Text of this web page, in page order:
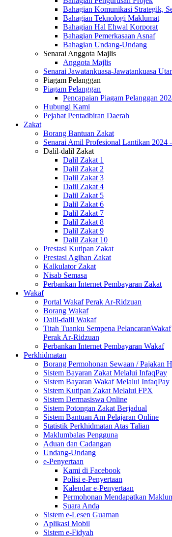
Bahagian Komunikasi Strategik,
Bahagian Teknologi Maklumat
Bahagian Hal Ehwal Korporat
Bahagian Pemerkasaan Asnaf
Bahagian Undang-Undang
Senarai Anggota Majlis
Anggota Majlis
Senarai Jawatankuasa-Jawatankuasa
Piagam Pelanggan
Piagam Pelanggan
Pencapaian Piagam Pelanggan
Hubungi Kami
Pejabat Pentadbiran Daerah
Zakat
Borang Bantuan Zakat
Senarai Amil Profesional Lantikan 2024
Dalil-dalil Zakat
Dalil Zakat 1
Dalil Zakat 2
Dalil Zakat 3
Dalil Zakat 4
Dalil Zakat 5
Dalil Zakat 6
Dalil Zakat 7
Dalil Zakat 8
Dalil Zakat 9
Dalil Zakat 10
Prestasi Kutipan Zakat
Prestasi Agihan Zakat
Kalkulator Zakat
Nisab Semasa
Perbankan Internet Pembayaran Zakat
Wakaf
Portal Wakaf Perak Ar-Ridzuan
Borang Wakaf
Dalil-dalil Wakaf
Titah Tuanku Sempena PelancaranWakaf
Perak Ar-Ridzuan
Perbankan Internet Pembayaran Wakaf
Perkhidmatan
Borang Permohonan Sewaan / Pajakan
Sistem Bayaran Zakat Melalui InfaqPay
Sistem Bayaran Wakaf Melalui InfaqPay
Sistem Kutipan Zakat Melalui FPX
Sistem Dermasiswa Online
Sistem Potongan Zakat Berjadual
Sistem Bantuan Am Pelajaran Online
Statistik Perkhidmatan Atas Talian
Maklumbalas Pengguna
Aduan dan Cadangan
Undang-Undang
e-Penyertaan
Kami di Facebook
Polisi e-Penyertaan
Kalendar e-Penyertaan
Permohonan Mendapatkan
Suara Anda
Sistem e-Lesen Guaman
Aplikasi Mobil
Sistem e-Fidyah